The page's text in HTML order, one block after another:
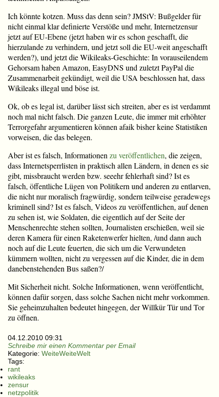
Ich könnte kotzen. Muss das denn sein? JMStV: Bußgelder für
nicht einmal klar definierte Verstöße und mehr, Internetzensur
jetzt auf EU-Ebene (jetzt haben wir es schon geschafft, die
hierzulande zu verhindern, und jetzt soll die EU-weit angeschafft
werden?), und jetzt die Wikileaks-Geschichte: In vorauseilendem
Gehorsam haben Amazon, EasyDNS und zuletzt PayPal die
Zusammenarbeit gekündigt, weil die USA beschlossen hat, dass
Wikileaks illegal und böse ist.
Ok, ob es legal ist, darüber lässt sich streiten, aber es ist verdammt
noch mal nicht falsch. Die ganzen Leute, die immer mit erhöhter
Terrorgefahr argumentieren können afaik bisher keine Statistiken
vorweisen, die das belegen.
Aber ist es falsch, Informationenzu veröffentlichen, die zeigen,
dass Internetsperrlisten in praktisch allen Ländern, in denen es sie
gibt, missbraucht werden bzw. seeehr fehlerhaft sind? Ist es
falsch, öffentliche Lügen von Politikern und anderen zu entlarven,
die nicht nur moralisch fragwürdig, sondern teilweise geradewegs
kriminell sind? Ist es falsch, Videos zu veröffentlichen, auf denen
zu sehen ist, wie Soldaten, die eigentlich auf der Seite der
Menschenrechte stehen sollten, Journalisten erschießen, weil sie
deren Kamera für einen Raketenwerfer hielten, /und dann auch
noch auf die Leute feuerten, die sich um die Verwundeten
kümmern wollten, nicht zu vergessen auf die Kinder, die in dem
danebenstehenden Bus saßen?/
Mit Sicherheit nicht. Solche Informationen, wenn veröffentlicht,
können dafür sorgen, dass solche Sachen nicht mehr vorkommen.
Sie geheimzuhalten bedeutet hingegen, der Willkür Tür und Tor
zu öffnen.
04.12.2010 09:31
Schreibe mir einen Kommentar per Email
Kategorie: WeiteWeiteWelt
Tags:
rant
wikileaks
zensur
netzpolitik